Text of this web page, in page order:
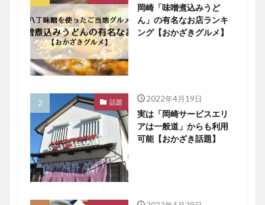
岡崎「味噌煮込みうど
ん」の有名なお店ランキ
ング【おかざきグルメ】
話題 2022年4月19日
実は「岡崎サービスエリ
アは一般道」からも利用
可能【おかざき話題】